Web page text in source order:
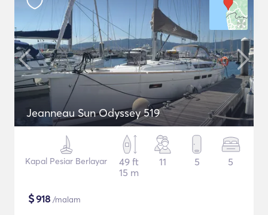
Jeanneau Sun Odyssey 519
Kapal Pesiar Berlayar
49 ft
15 m
11 5 5
$918 /malam